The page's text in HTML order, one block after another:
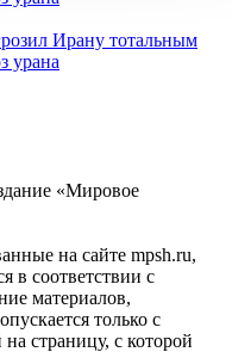
Ирану тотальным
урана
«Мировое
на сайте mpsh.ru,
в соответствии с
материалов,
только с
страницу, с которой